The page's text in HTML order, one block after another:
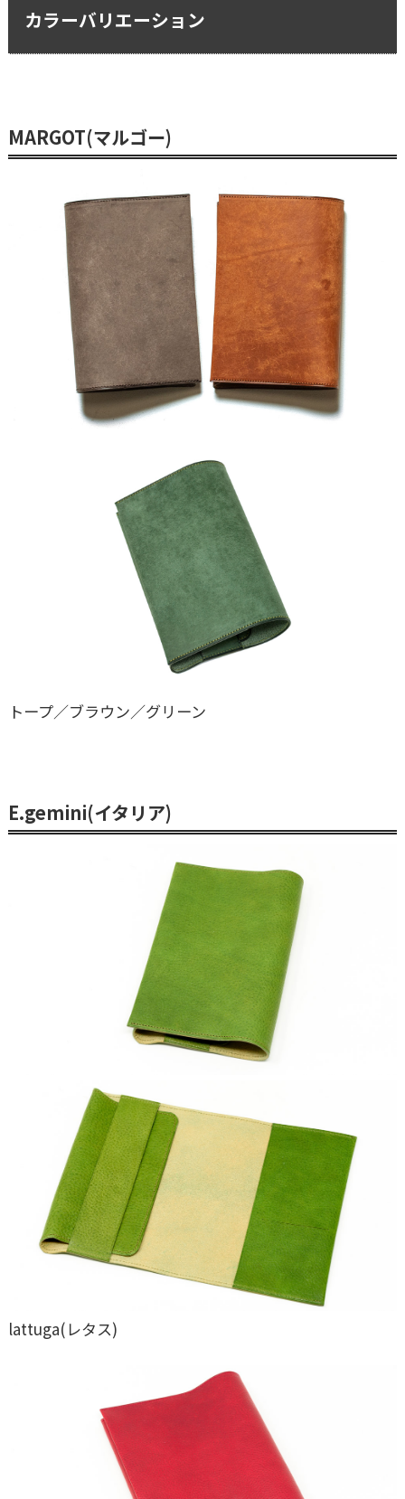
カラーバリエーション
MARGOT(マルゴー)
トープ／ブラウン／グリーン
E.gemini(イタリア)
lattuga(レタス)